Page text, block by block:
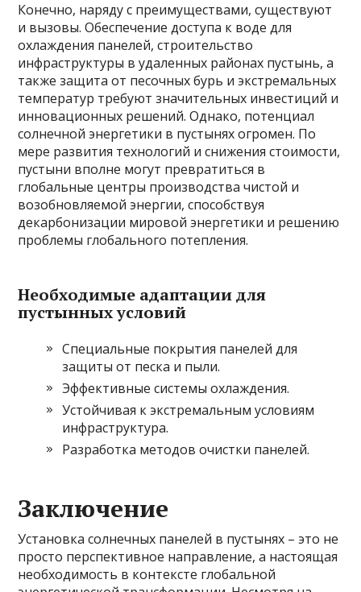
Конечно, наряду с преимуществами, существуют
и вызовы. Обеспечение доступа к воде для
охлаждения панелей, строительство
инфраструктуры в удаленных районах пустынь, а
также защита от песочных бурь и экстремальных
температур требуют значительных инвестиций и
инновационных решений. Однако, потенциал
солнечной энергетики в пустынях огромен. По
мере развития технологий и снижения стоимости,
пустыни вполне могут превратиться в
глобальные центры производства чистой и
возобновляемой энергии, способствуя
декарбонизации мировой энергетики и решению
проблемы глобального потепления.
Необходимые адаптации для
пустынных условий
Специальные покрытия панелей для
защиты от песка и пыли.
Эффективные системы охлаждения.
Устойчивая к экстремальным условиям
инфраструктура.
Разработка методов очистки панелей.
Заключение
Установка солнечных панелей в пустынях – это не
просто перспективное направление, а настоящая
необходимость в контексте глобальной